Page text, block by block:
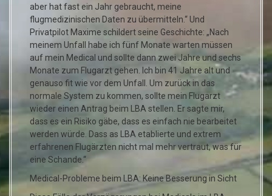
aber hat fast ein Jahr gebraucht, meine
flugmedizinischen Daten zu übermitteln.“ Und
Privatpilot Maxime schildert seine Geschichte: „Nach
meinem Unfall habe ich fünf Monate warten müssen
auf mein Medical und sollte dann zwei Jahre und sechs
Monate zum Flugarzt gehen. Ich bin 41 Jahre alt und
genauso fit wie vor dem Unfall. Um zurück in das
normale System zu kommen, sollte mein Flugarzt
wieder einen Antrag beim LBA stellen. Er sagte mir,
dass es ein Risiko gäbe, dass es einfach nie bearbeitet
werden würde. Dass as LBA etablierte und extrem
erfahrenen Flugärzten nicht mal mehr vertraut, was für
eine Schande.“
Medical-Probleme beim LBA: Keine Besserung in Sicht